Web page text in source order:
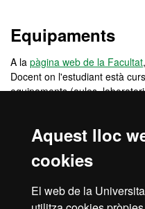
Aquest lloc
cookies
El web de la
Equipaments
A la pàgina web de la Facultat
Docent on l'estudiant està
equipaments (aules,
Material
L'alumne d'uns estudis de
en laboratoris i manipula
als laboratoris, ha de portar